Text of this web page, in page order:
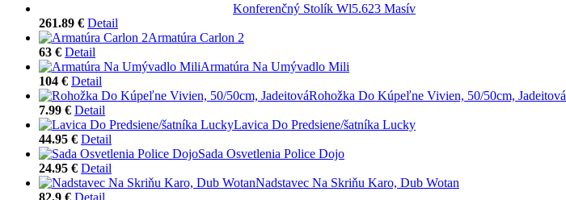
Konferenčný Stolík Wl5.623 Masív
261.89 € Detail
Armatúra Carlon 2
63 € Detail
Armatúra Na Umývadlo Mili
104 € Detail
Rohožka Do Kúpeľne Vivien, 50/50cm, Jadeitová
7.99 € Detail
Lavica Do Predsiene/šatníka Lucky
44.95 € Detail
Sada Osvetlenia Police Dojo
24.95 € Detail
Nadstavec Na Skriňu Karo, Dub Wotan
82.9 € Detail